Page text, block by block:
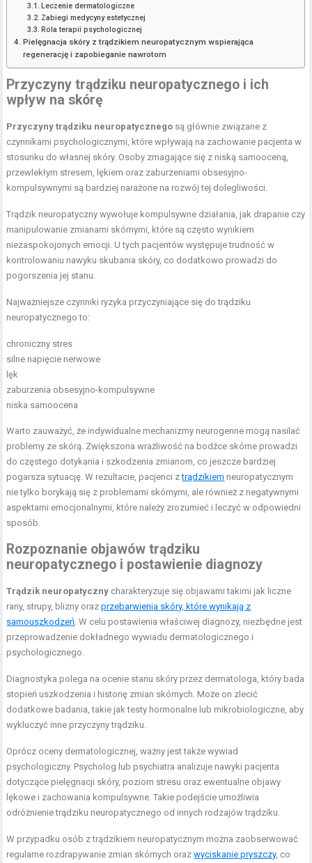
Leczenie dermatologiczne
Zabiegi medycyny estetycznej
Rola terapii psychologicznej
Pielęgnacja skóry z trądzikiem neuropatycznym wspierająca
regenerację i zapobieganie nawrotom
Przyczyny trądziku neuropatycznego i ich
wpływ na skórę
Przyczyny trądziku neuropatycznego są głównie związane z
czynnikami psychologicznymi, które wpływają na zachowanie pacjenta w
stosunku do własnej skóry. Osoby zmagające się z niską samooceną,
przewlekłym stresem, lękiem oraz zaburzeniami obsesyjno-
kompulsywnymi są bardziej narażone na rozwój tej dolegliwości.
Trądzik neuropatyczny wywołuje kompulsywne działania, jak drapanie czy
manipulowanie zmianami skórnymi, które są często wynikiem
niezaspokojonych emocji. U tych pacjentów występuje trudność w
kontrolowaniu nawyku skubania skóry, co dodatkowo prowadzi do
pogorszenia jej stanu.
Najważniejsze czynniki ryzyka przyczyniające się do trądziku
neuropatycznego to:
chroniczny stres
silne napięcie nerwowe
lęk
zaburzenia obsesyjno-kompulsywne
niska samoocena
Warto zauważyć, że indywidualne mechanizmy neurogenne mogą nasilać
problemy ze skórą. Zwiększona wrażliwość na bodźce skórne prowadzi
do częstego dotykania i szkodzenia zmianom, co jeszcze bardziej
pogarsza sytuację. W rezultacie, pacjenci ztrądzikiem neuropatycznym
nie tylko borykają się z problemami skórnymi, ale również z negatywnymi
aspektami emocjonalnymi, które należy zrozumieć i leczyć w odpowiedni
sposób.
Rozpoznanie objawów trądziku
neuropatycznego i postawienie diagnozy
Trądzik neuropatyczny charakteryzuje się objawami takimi jak liczne
rany, strupy, blizny orazprzebarwienia skóry, które wynikają z
samouszkodzeń . W celu postawienia właściwej diagnozy, niezbędne jest
przeprowadzenie dokładnego wywiadu dermatologicznego i
psychologicznego.
Diagnostyka polega na ocenie stanu skóry przez dermatologa, który bada
stopień uszkodzenia i historię zmian skórnych. Może on zlecić
dodatkowe badania, takie jak testy hormonalne lub mikrobiologiczne, aby
wykluczyć inne przyczyny trądziku.
Oprócz oceny dermatologicznej, ważny jest także wywiad
psychologiczny. Psycholog lub psychiatra analizuje nawyki pacjenta
dotyczące pielęgnacji skóry, poziom stresu oraz ewentualne objawy
lękowe i zachowania kompulsywne. Takie podejście umożliwia
odróżnienie trądziku neuropatycznego od innych rodzajów trądziku.
W przypadku osób z trądzikiem neuropatycznym można zaobserwować
regularne rozdrapywanie zmian skórnych orazwyciskanie pryszczy, co